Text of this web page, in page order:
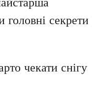
головні секрети
чекати снігу